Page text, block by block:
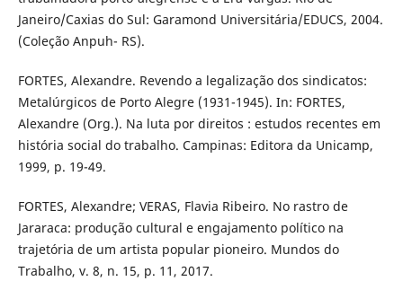
Janeiro/Caxias do Sul: Garamond Universitária/EDUCS, 2004.
(Coleção Anpuh- RS).
FORTES, Alexandre. Revendo a legalização dos sindicatos:
Metalúrgicos de Porto Alegre (1931-1945). In: FORTES,
Alexandre (Org.). Na luta por direitos : estudos recentes em
história social do trabalho. Campinas: Editora da Unicamp,
1999, p. 19-49.
FORTES, Alexandre; VERAS, Flavia Ribeiro. No rastro de
Jararaca: produção cultural e engajamento político na
trajetória de um artista popular pioneiro. Mundos do
Trabalho, v. 8, n. 15, p. 11, 2017.